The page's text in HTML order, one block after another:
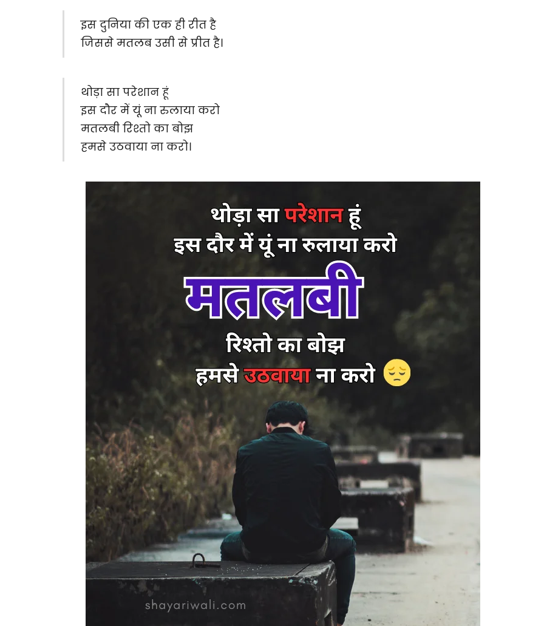
इस दुनिया की एक ही रीत है
जिससे मतलब उसी से प्रीत है।
थोड़ा सा परेशान हूं
इस दौर में यूं ना रुलाया करो
मतलबी रिश्तो का बोझ
हमसे उठवाया ना करो।